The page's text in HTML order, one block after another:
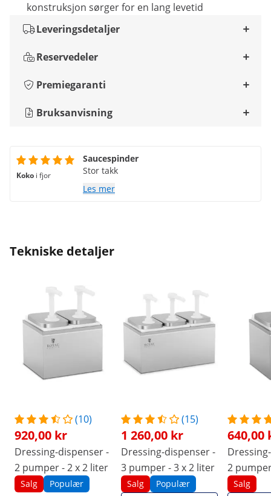
konstruksjon sørger for en lang levetid
Leveringsdetaljer
Reservedeler
Premiegaranti
Bruksanvisning
Koko i fjor
Saucespinder
Stor takk
Les mer
Tekniske detaljer
(10)
920,00 kr
Dressing-dispenser -
2 pumper - 2 x 2 liter
Salg Populær
(15)
1 260,00 kr
Dressing-dispenser -
3 pumper - 3 x 2 liter
Salg Populær
640,00
2
Salg